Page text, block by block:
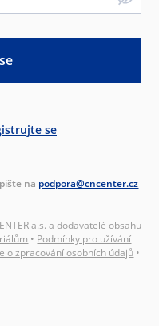
se
na podpora@cncenter.cz
a.s. a dodavatelé obsahu
• Podmínky pro užívání
o zpracování osobních údajů •